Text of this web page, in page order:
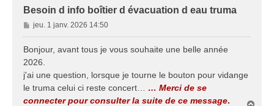
Besoin d info boîtier d évacuation d eau truma
M
e
a
g
e
jeu. 1 janv. 2026 14:50
Bonjour, avant tous je vous souhaite une belle année
2026.
j'ai une question, lorsque je tourne le bouton pour vidange
le truma celui ci reste concert…
… Merci de se
connecter pour consulter la suite de ce message.